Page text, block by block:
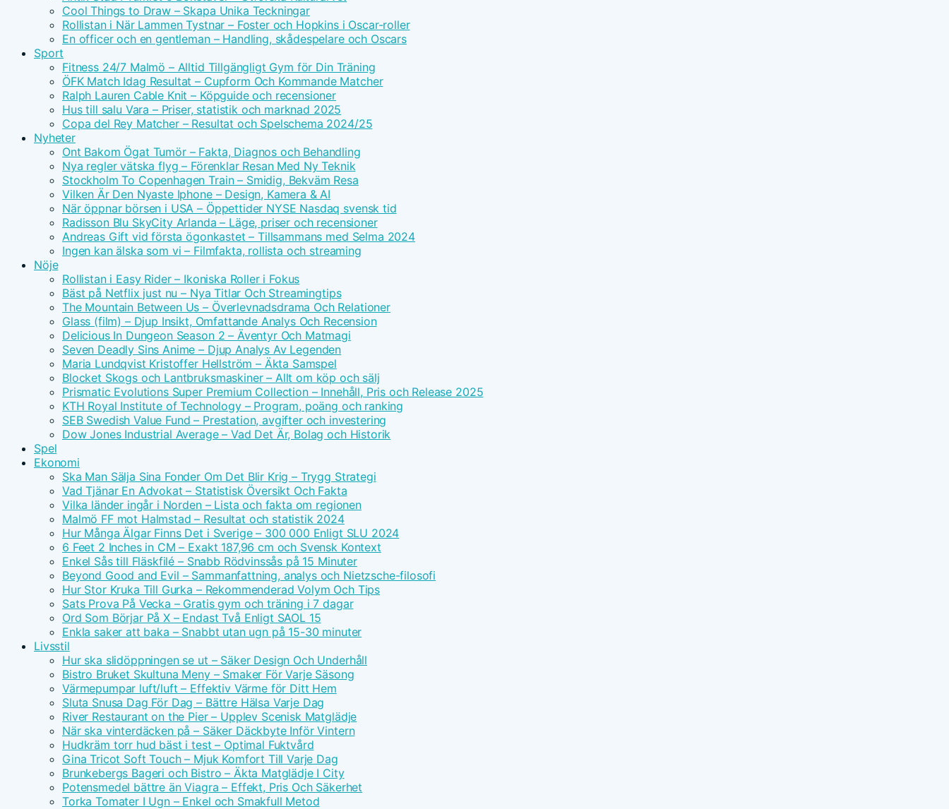
Cool Things to Draw – Skapa Unika Teckningar
Rollistan i När Lammen Tystnar – Foster och Hopkins i Oscar-roller
En officer och en gentleman – Handling, skådespelare och Oscars
Sport
Fitness 24/7 Malmö – Alltid Tillgängligt Gym för Din Träning
ÖFK Match Idag Resultat – Cupform Och Kommande Matcher
Ralph Lauren Cable Knit – Köpguide och recensioner
Hus till salu Vara – Priser, statistik och marknad 2025
Copa del Rey Matcher – Resultat och Spelschema 2024/25
Nyheter
Ont Bakom Ögat Tumör – Fakta, Diagnos och Behandling
Nya regler vätska flyg – Förenklar Resan Med Ny Teknik
Stockholm To Copenhagen Train – Smidig, Bekväm Resa
Vilken Är Den Nyaste Iphone – Design, Kamera & AI
När öppnar börsen i USA – Öppettider NYSE Nasdaq svensk tid
Radisson Blu SkyCity Arlanda – Läge, priser och recensioner
Andreas Gift vid första ögonkastet – Tillsammans med Selma 2024
Ingen kan älska som vi – Filmfakta, rollista och streaming
Nöje
Rollistan i Easy Rider – Ikoniska Roller i Fokus
Bäst på Netflix just nu – Nya Titlar Och Streamingtips
The Mountain Between Us – Överlevnadsdrama Och Relationer
Glass (film) – Djup Insikt, Omfattande Analys Och Recension
Delicious In Dungeon Season 2 – Äventyr Och Matmagi
Seven Deadly Sins Anime – Djup Analys Av Legenden
Maria Lundqvist Kristoffer Hellström – Äkta Samspel
Blocket Skogs och Lantbruksmaskiner – Allt om köp och sälj
Prismatic Evolutions Super Premium Collection – Innehåll, Pris och Release 2025
KTH Royal Institute of Technology – Program, poäng och ranking
SEB Swedish Value Fund – Prestation, avgifter och investering
Dow Jones Industrial Average – Vad Det Är, Bolag och Historik
Spel
Ekonomi
Ska Man Sälja Sina Fonder Om Det Blir Krig – Trygg Strategi
Vad Tjänar En Advokat – Statistisk Översikt Och Fakta
Vilka länder ingår i Norden – Lista och fakta om regionen
Malmö FF mot Halmstad – Resultat och statistik 2024
Hur Många Älgar Finns Det i Sverige – 300 000 Enligt SLU 2024
6 Feet 2 Inches in CM – Exakt 187,96 cm och Svensk Kontext
Enkel Sås till Fläskfilé – Snabb Rödvinssås på 15 Minuter
Beyond Good and Evil – Sammanfattning, analys och Nietzsche-filosofi
Hur Stor Kruka Till Gurka – Rekommenderad Volym Och Tips
Sats Prova På Vecka – Gratis gym och träning i 7 dagar
Ord Som Börjar På X – Endast Två Enligt SAOL 15
Enkla saker att baka – Snabbt utan ugn på 15-30 minuter
Livsstil
Hur ska slidöppningen se ut – Säker Design Och Underhåll
Bistro Bruket Skultuna Meny – Smaker För Varje Säsong
Värmepumpar luft/luft – Effektiv Värme för Ditt Hem
Sluta Snusa Dag För Dag – Bättre Hälsa Varje Dag
River Restaurant on the Pier – Upplev Scenisk Matglädje
När ska vinterdäcken på – Säker Däckbyte Inför Vintern
Hudkräm torr hud bäst i test – Optimal Fuktvård
Gina Tricot Soft Touch – Mjuk Komfort Till Varje Dag
Brunkebergs Bageri och Bistro – Äkta Matglädje I City
Potensmedel bättre än Viagra – Effekt, Pris Och Säkerhet
Torka Tomater I Ugn – Enkel och Smakfull Metod